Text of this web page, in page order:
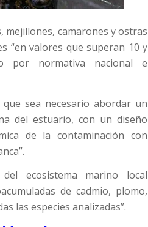
mejillones, camarones y ostras
“en valores que superan 10 y
por normativa nacional e
sea necesario abordar un
del estuario, con un diseño
de la contaminación con
ecosistema marino local
de cadmio, plomo,
las especies analizadas”.